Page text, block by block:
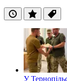
ОстанніПопулярні
Теги
У